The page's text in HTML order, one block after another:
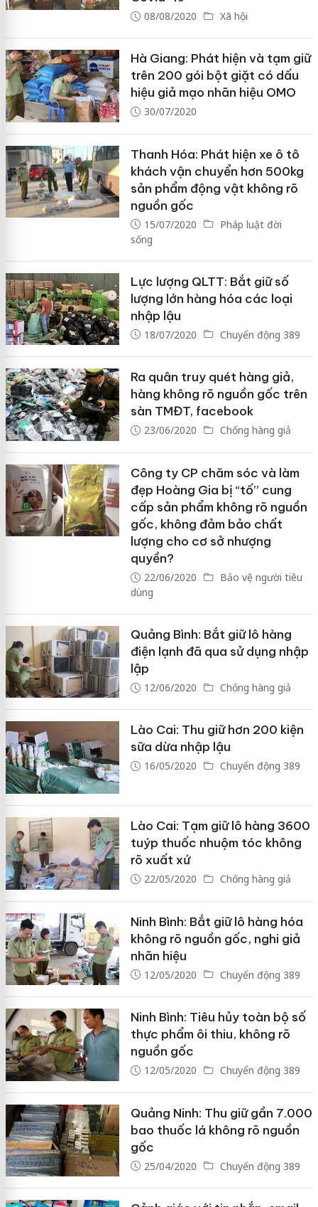
08/08/2020 Xã hội
Hà Giang: Phát hiện và tạm giữ
trên 200 gói bột giặt có dấu
hiệu giả mạo nhãn hiệu OMO
30/07/2020
Thanh Hóa: Phát hiện xe ô tô
khách vận chuyển hơn 500kg
sản phẩm động vật không rõ
nguồn gốc
15/07/2020
Pháp luật đời
sống
Lực lượng QLTT: Bắt giữ số
lượng lớn hàng hóa các loại
nhập lậu
18/07/2020 Chuyển động 389
Ra quân truy quét hàng giả,
hàng không rõ nguồn gốc trên
sàn TMĐT, facebook
23/06/2020 Chống hàng giả
Công ty CP chăm sóc và làm
đẹp Hoàng Gia bị “tố” cung
cấp sản phẩm không rõ nguồn
gốc, không đảm bảo chất
lượng cho cơ sở nhượng
quyền?
22/06/2020
Bảo vệ người tiêu
dùng
Quảng Bình: Bắt giữ lô hàng
điện lạnh đã qua sử dụng nhập
lập
12/06/2020 Chống hàng giả
Lào Cai: Thu giữ hơn 200 kiện
sữa dừa nhập lậu
16/05/2020 Chuyển động 389
Lào Cai: Tạm giữ lô hàng 3600
tuýp thuốc nhuộm tóc không
rõ xuất xứ
22/05/2020 Chống hàng giả
Ninh Bình: Bắt giữ lô hàng hóa
không rõ nguồn gốc, nghi giả
nhãn hiệu
12/05/2020 Chuyển động 389
Ninh Bình: Tiêu hủy toàn bộ số
thực phẩm ôi thiu, không rõ
nguồn gốc
12/05/2020 Chuyển động 389
Quảng Ninh: Thu giữ gần 7.000
bao thuốc lá không rõ nguồn
gốc
25/04/2020 Chuyển động 389